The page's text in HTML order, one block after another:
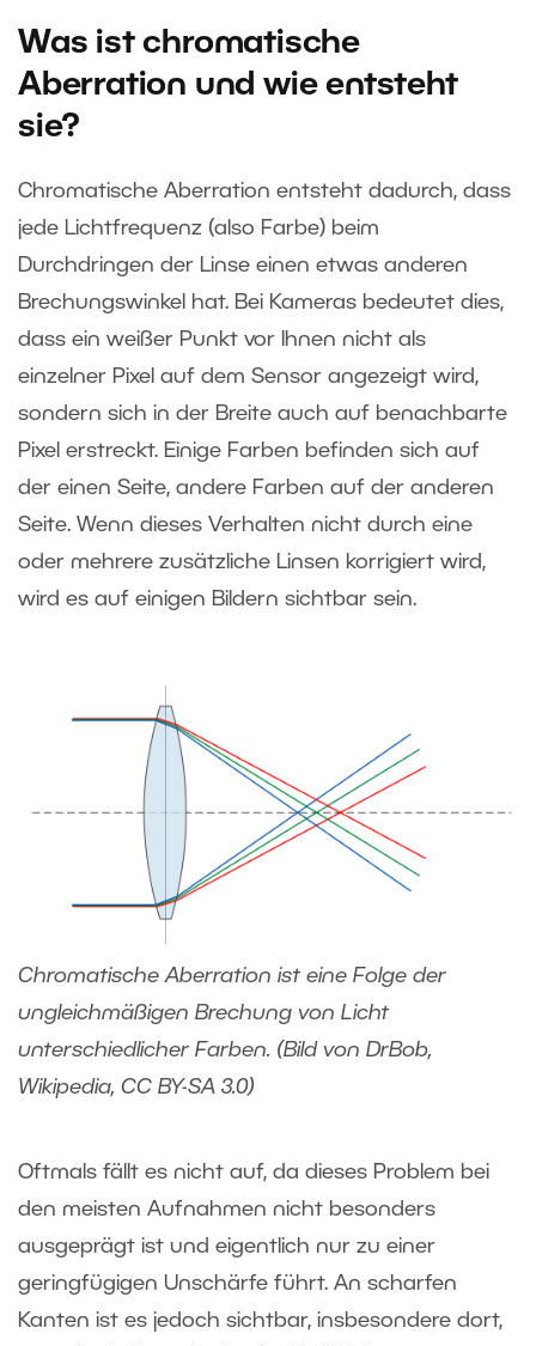
Was ist chromatische
Aberration und wie entsteht
sie?
Chromatische Aberration entsteht dadurch, dass
jede Lichtfrequenz (also Farbe) beim
Durchdringen der Linse einen etwas anderen
Brechungswinkel hat. Bei Kameras bedeutet dies,
dass ein weißer Punkt vor Ihnen nicht als
einzelner Pixel auf dem Sensor angezeigt wird,
sondern sich in der Breite auch auf benachbarte
Pixel erstreckt. Einige Farben befinden sich auf
der einen Seite, andere Farben auf der anderen
Seite. Wenn dieses Verhalten nicht durch eine
oder mehrere zusätzliche Linsen korrigiert wird,
wird es auf einigen Bildern sichtbar sein.
Chromatische Aberration ist eine Folge der
ungleichmäßigen Brechung von Licht
unterschiedlicher Farben. (Bild von DrBob,
Wikipedia, CC BY-SA 3.0)
Oftmals fällt es nicht auf, da dieses Problem bei
den meisten Aufnahmen nicht besonders
ausgeprägt ist und eigentlich nur zu einer
geringfügigen Unschärfe führt. An scharfen
Kanten ist es jedoch sichtbar, insbesondere dort,